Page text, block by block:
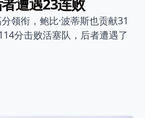
领衔，鲍比·波蒂斯也贡献31
分击败活塞队，后者遭遇了